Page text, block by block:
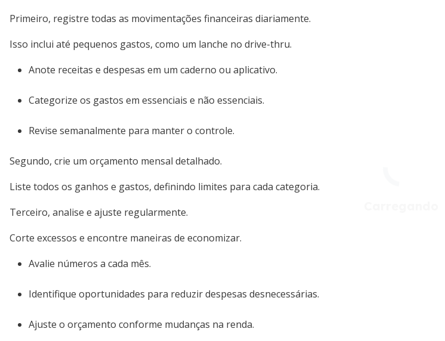
Primeiro, registre todas as movimentações financeiras diariamente.
Isso inclui até pequenos gastos, como um lanche no drive-thru.
Anote receitas e despesas em um caderno ou aplicativo.
Categorize os gastos em essenciais e não essenciais.
Revise semanalmente para manter o controle.
Segundo, crie um orçamento mensal detalhado.
Liste todos os ganhos e gastos, definindo limites para cada categoria.
Terceiro, analise e ajuste regularmente.
Corte excessos e encontre maneiras de economizar.
Avalie números a cada mês.
Identifique oportunidades para reduzir despesas desnecessárias.
Ajuste o orçamento conforme mudanças na renda.